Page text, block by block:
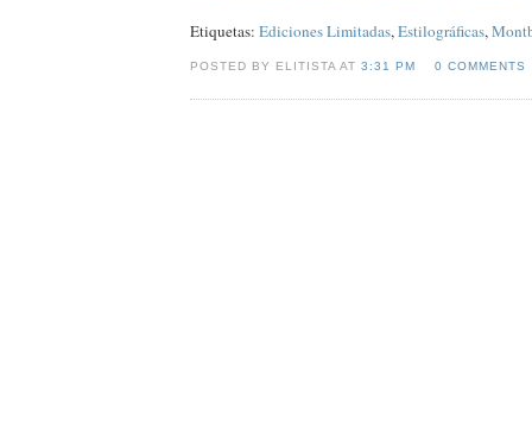
Etiquetas: Ediciones Limitadas,Estilográficas,
POSTED BY ELITISTA AT3:31 PM 0 COMMENTS